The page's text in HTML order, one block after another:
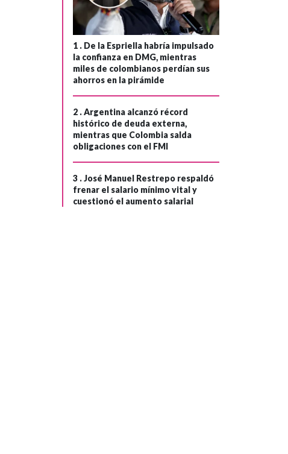
1 . De la Espriella habría impulsado
la confianza en DMG, mientras
miles de colombianos perdían sus
ahorros en la pirámide
2 .Argentina alcanzó récord
histórico de deuda externa,
mientras que Colombia salda
obligaciones con el FMI
3 .José Manuel Restrepo respaldó
frenar el salario mínimo vital y
cuestionó el aumento salarial